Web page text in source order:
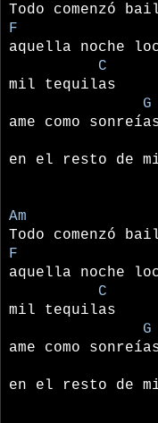
Todo comenzó
F
aquella noche
C
mil tequilas
G
ame como
en el resto de
Am
Todo comenzó
F
aquella noche
C
mil tequilas
G
ame como
en el resto de